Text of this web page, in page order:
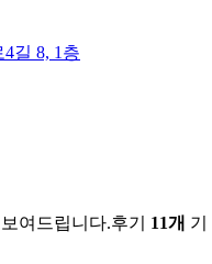
길 8, 1층
여드립니다.후기 11개 기